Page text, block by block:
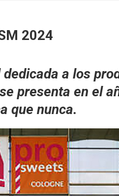
2024
a los
presenta en el
que nunca.